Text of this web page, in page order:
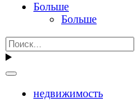
Больше
Больше
недвижимость